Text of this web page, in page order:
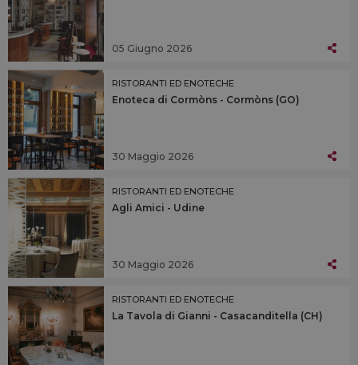
05 Giugno 2026
RISTORANTI ED ENOTECHE
Enoteca di Cormòns - Cormòns (GO)
30 Maggio 2026
RISTORANTI ED ENOTECHE
Agli Amici - Udine
30 Maggio 2026
RISTORANTI ED ENOTECHE
La Tavola di Gianni - Casacanditella (CH)